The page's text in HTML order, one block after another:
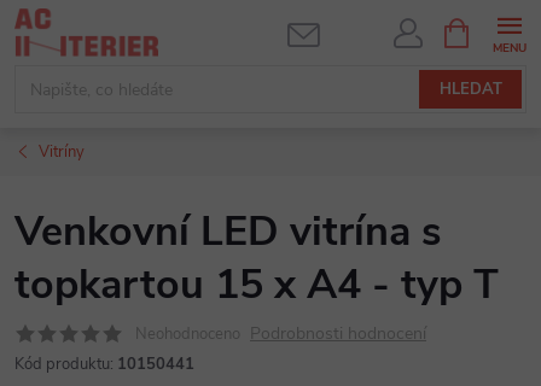
Přejít
na
HLEDAT
NÁKUPNÍ
KOŠÍK
Vitríny
Venkovní LED vitrína s
topkartou 15 x A4 - typ T
Neohodnoceno Podrobnosti hodnocení
Kód produktu: 10150441